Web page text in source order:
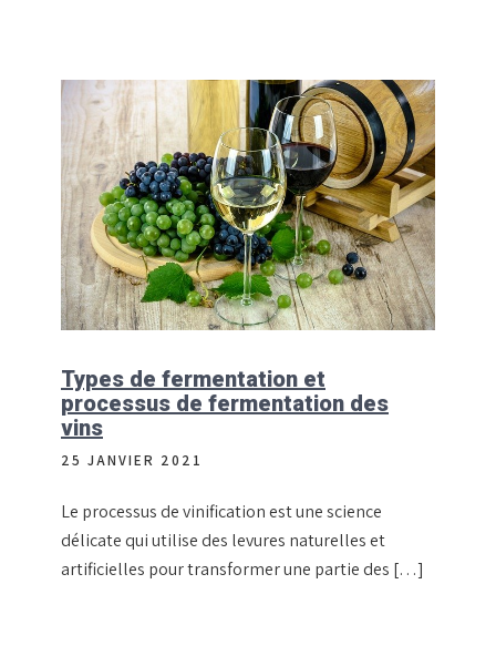
Types de fermentation et
processus de fermentation des
vins
25 JANVIER 2021
Le processus de vinification est une science
délicate qui utilise des levures naturelles et
artificielles pour transformer une partie des […]